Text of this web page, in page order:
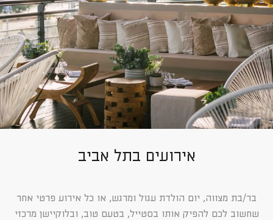
אירועים בתל אביב
בר/בת מצווה, יום הולדת עגול ומרגש, או כל אירוע פרטי אחר
שחשוב לכם להפיק אותו בסטייל, בטעם טוב, ובלוקיישן מרכזי